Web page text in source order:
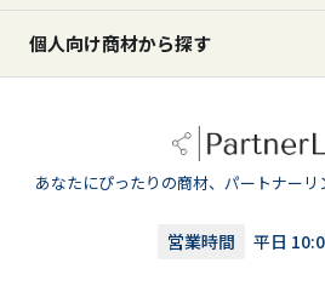
個人向け商材から探す
あなたにぴったりの商材、パートナーリ
営業時間 平日